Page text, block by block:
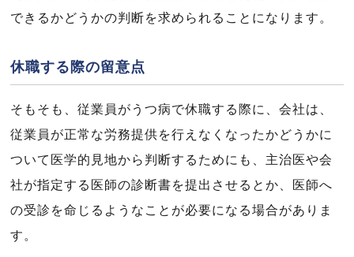
できるかどうかの判断を求められることになります。
休職する際の留意点
そもそも、従業員がうつ病で休職する際に、会社は、
従業員が正常な労務提供を行えなくなったかどうかに
ついて医学的見地から判断するためにも、主治医や会
社が指定する医師の診断書を提出させるとか、医師へ
の受診を命じるようなことが必要になる場合がありま
す。